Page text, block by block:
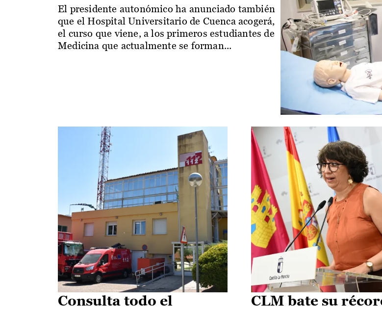
El presidente autonómico ha anunciado también
que el Hospital Universitario de Cuenca acogerá,
el curso que viene, a los primeros estudiantes de
Medicina que actualmente se forman...
Consulta todo el
CLM bate su